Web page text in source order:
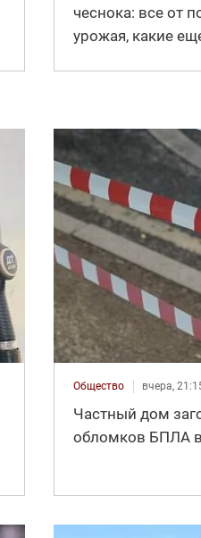
чеснока: все от
урожая, какие
Общество вчера,
Частный дом
обломков БПЛА